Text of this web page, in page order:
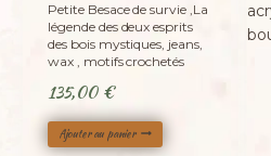
Petite Besace de survie ,La
légende des deux esprits
des bois mystiques, jeans,
wax , motifs crochetés
135,00 €
Ajouter au panier